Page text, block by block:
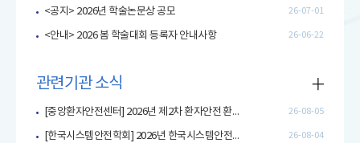
<공지> 2026년 학술논문상 공모 26-07-01
<안내> 2026 봄 학술대회 등록자 안내사항 26-06-22
관련기관 소식
[중앙환자안전센터] 2026년 제2차 환자안전 환류정보 활용 콘텐츠 게시 안내 26-08-05
[한국시스템안전학회] 2026년 한국시스템안전학회 학술대회 개최 안내 26-08-04